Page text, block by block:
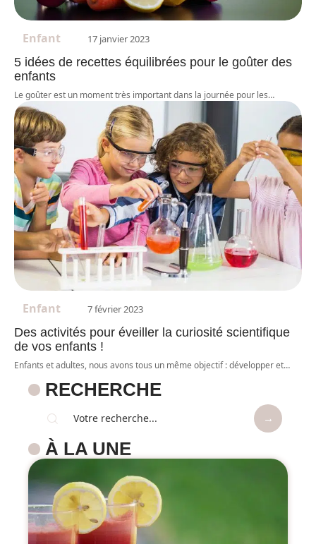
Enfant 17 janvier 2023
5 idées de recettes équilibrées pour le goûter des
enfants
Le goûter est un moment très important dans la journée pour les…
Enfant 7 février 2023
Des activités pour éveiller la curiosité scientifique
de vos enfants !
Enfants et adultes, nous avons tous un même objectif : développer et…
RECHERCHE
À LA UNE